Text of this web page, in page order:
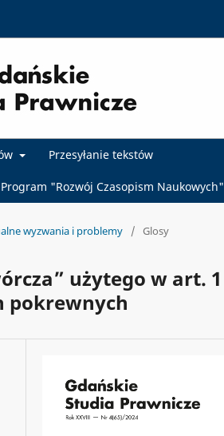
Przesyłanie tekstów
Program "Rozwój Czasopism Naukowych"
wyzwania i problemy / Glosy
użytego w art. 1
pokrewnych